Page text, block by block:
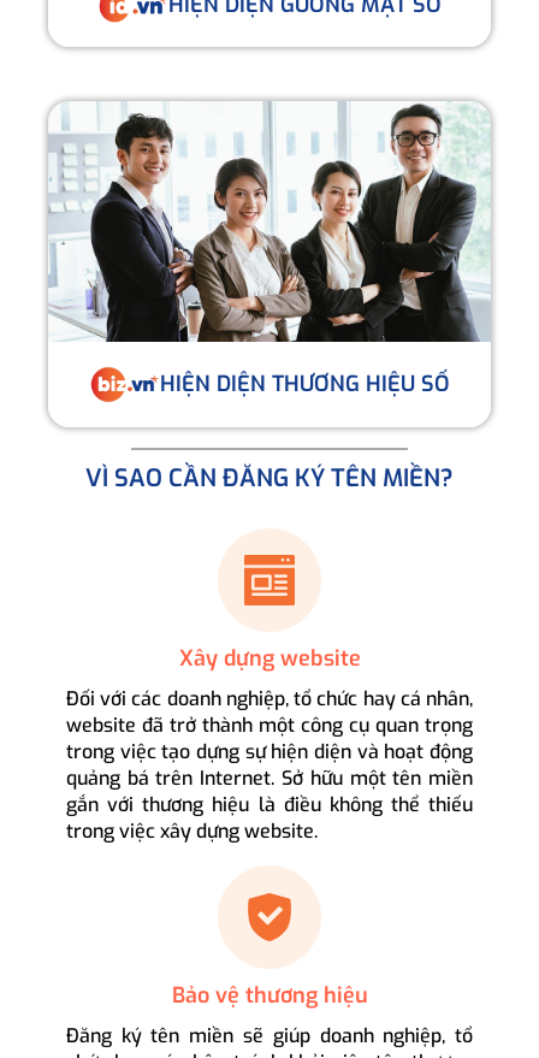
HIỆN DIỆN THƯƠNG HIỆU SỐ
VÌ SAO CẦN ĐĂNG KÝ TÊN MIỀN?
Xây dựng website
Đối với các doanh nghiệp, tổ chức hay cá nhân,
website đã trở thành một công cụ quan trọng
trong việc tạo dựng sự hiện diện và hoạt động
quảng bá trên Internet. Sở hữu một tên miền
gắn với thương hiệu là điều không thể thiếu
trong việc xây dựng website.
Bảo vệ thương hiệu
Đăng ký tên miền sẽ giúp doanh nghiệp, tổ